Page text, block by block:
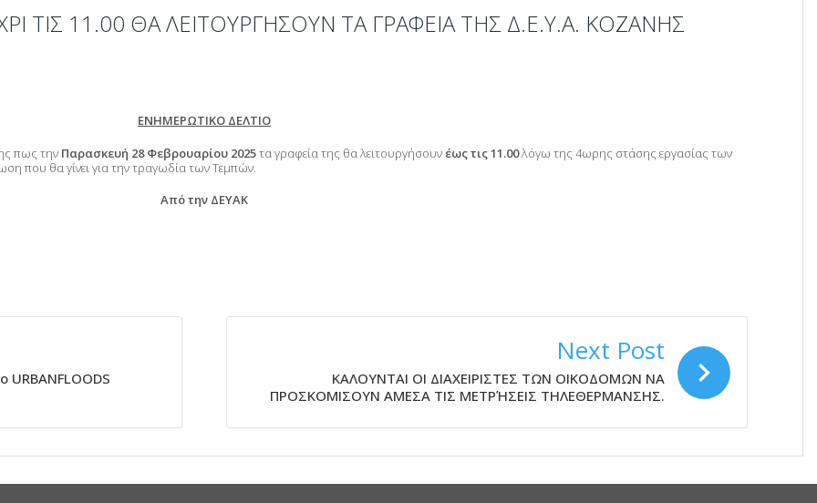
ΤΙΣ 11.00 ΘΑ ΛΕΙΤΟΥΡΓΉΣΟΥΝ ΤΑ ΓΡΑΦΕΊΑ ΤΗΣ Δ.Ε.Υ.Α. ΚΟΖΆΝΗΣ
ΕΝΗΜΕΡΩΤΙΚΟ ΔΕΛΤΙΟ
πως την Παρασκευή 28 Φεβρουαρίου 2025τα γραφεία της θα λειτουργήσουν έως τις 11.00λόγω της 4ωρης στάσης εργασίας των
που θα γίνει για την τραγωδία των Τεμπών.
Από την ΔΕΥΑΚ
URBANFLOODS
Next Post
ΚΑΛΟΥΝΤΑΙ ΟΙ ΔΙΑΧΕΙΡΙΣΤΕΣ ΤΩΝ ΟΙΚΟΔΟΜΩΝ ΝΑ
ΠΡΟΣΚΟΜΙΣΟΥΝ ΑΜΕΣΑ ΤΙΣ ΜΕΤΡΉΣΕΙΣ ΤΗΛΕΘΕΡΜΑΝΣΗΣ.